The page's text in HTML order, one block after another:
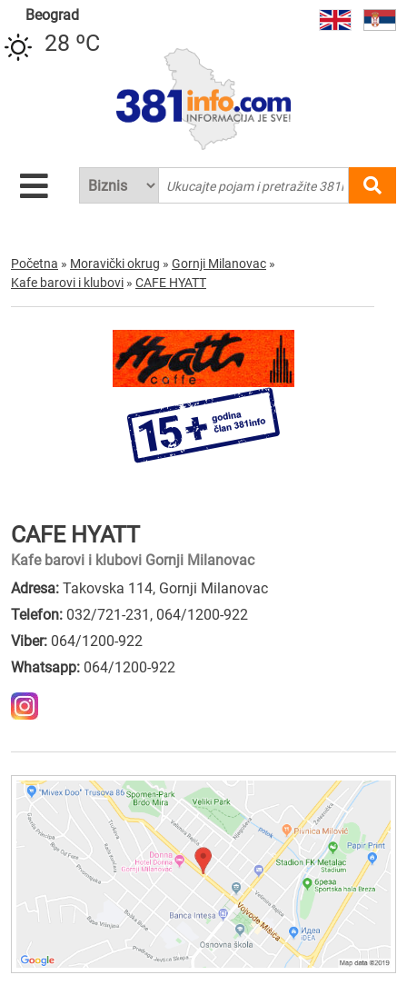
Beograd
28 ºC
Početna » Moravički okrug » Gornji Milanovac »
Kafe barovi i klubovi » CAFE HYATT
CAFE HYATT
Kafe barovi i klubovi Gornji Milanovac
Adresa: Takovska 114, Gornji Milanovac
Telefon: 032/721-231 , 064/1200-922
Viber: 064/1200-922
Whatsapp: 064/1200-922